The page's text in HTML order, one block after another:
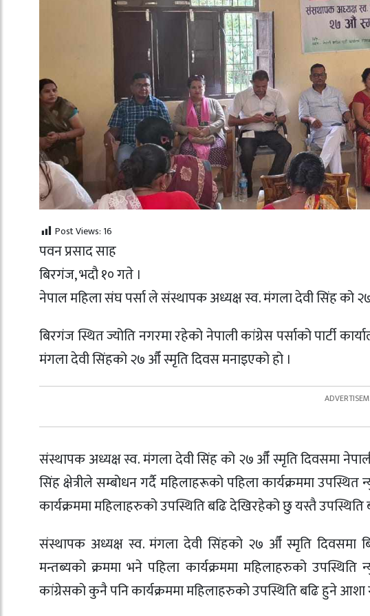
Post Views: 16
पवन प्रसाद साह
बिरगंज, भदौ १० गते ।
नेपाल महिला संघ पर्सा ले संस्थापक अध्यक्ष स्व. मंगला देवी सिंह को
बिरगंज स्थित ज्योति नगरमा रहेको नेपाली कांग्रेस पर्साको पार्टी
मंगला देवी सिंहको २७ औँ स्मृति दिवस मनाइएको हो ।
संस्थापक अध्यक्ष स्व. मंगला देवी सिंह को २७ औँ स्मृति दिवसमा
सिंह क्षेत्रीले सम्बोधन गर्दै महिलाहरूको पहिला कार्यक्रममा
कार्यक्रममा महिलाहरुको उपस्थिति बढि देखिरहेको छु यस्तै
संस्थापक अध्यक्ष स्व. मंगला देवी सिंहको २७ औँ स्मृति दिवसमा
मन्तब्यको क्रममा भने पहिला कार्यक्रममा महिलाहरुको
कांग्रेसको कुनै पनि कार्यक्रममा महिलाहरुको उपस्थिति बढि हुने आशा